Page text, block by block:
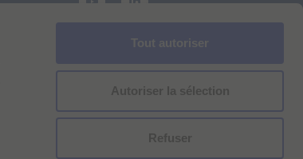
Tout autoriser
Autoriser la sélection
Refuser